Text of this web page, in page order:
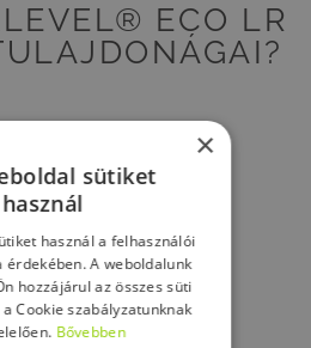
ECO LR
és 25 mm között
és hosszan tartó
×
sütiket
használ
használ a felhasználói
érdekében. A weboldalunk
hozzájárul az összes süti
Cookie szabályzatunknak
Bővebben